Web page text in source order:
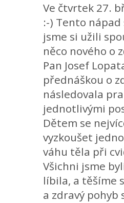
Ve čtvrtek 27.
:-) Tento
jsme si užili
něco nového o
Pan Josef
přednáškou o
následovala
jednotlivými
Dětem se
vyzkoušet
váhu těla při
Všichni jsme
líbila, a těšíme
a zdravý pohyb